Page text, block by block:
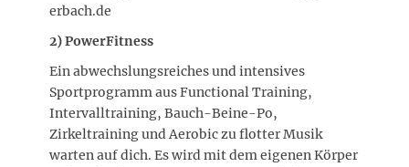
erbach.de
2) PowerFitness
Ein abwechslungsreiches und intensives
Sportprogramm aus Functional Training,
Intervalltraining, Bauch-Beine-Po,
Zirkeltraining und Aerobic zu flotter Musik
warten auf dich. Es wird mit dem eigenen Körper